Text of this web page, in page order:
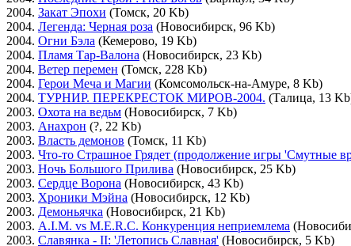
2004. Закат Эпохи (Томск, 20 Kb)
2004. Легенда: Черная роза (Новосибирск, 96 Kb)
2004. Огни Бэла (Кемерово, 19 Kb)
2004. Пламя Тар-Валона (Новосибирск, 23 Kb)
2004. Ветер перемен (Томск, 228 Kb)
2004. Герои Меча и Магии (Комсомольск-на-Амуре, 8 Kb)
2004. ТУРНИР. ПЕРЕКРЕСТОК МИРОВ-2004. (Талица, 13
2003. Охота на ведьм (Новосибирск, 7 Kb)
2003. Анахрон (?, 22 Kb)
2003. Власть демонов (Томск, 11 Kb)
2003. Что-то Страшное Грядет (продолжение игры 'Смутные
2003. Ночь Большого Прилива (Новосибирск, 25 Kb)
2003. Сердце Ворона (Новосибирск, 43 Kb)
2003. Хроники Мэйна (Новосибирск, 12 Kb)
2003. Демоньячка (Новосибирск, 21 Kb)
2003. A.I.M. vs M.E.R.C. Конкуренция неприемлема
2003. Славянка - II: 'Летопись Славная' (Новосибирск, 5 Kb)